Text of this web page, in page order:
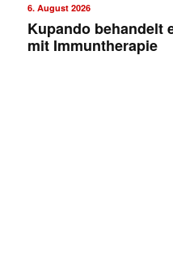
6. August 2026
Kupando behandelt
mit Immuntherapie